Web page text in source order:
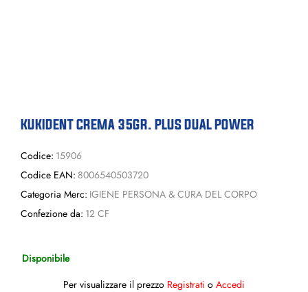
KUKIDENT CREMA 35GR. PLUS DUAL POWER
Codice: 15906
Codice EAN: 8006540503720
Categoria Merc: IGIENE PERSONA & CURA DEL CORPO
Confezione da: 12 CF
Disponibile
Per visualizzare il prezzo Registrati o Accedi